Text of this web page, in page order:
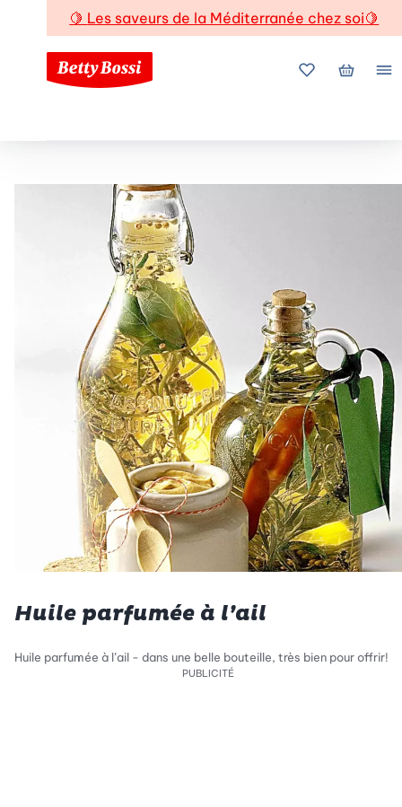
🍋 Les saveurs de la Méditerranée chez soi🍋
Mes favoris
Mon
Huile parfumée à l’ail
Huile parfumée à l’ail - dans une belle bouteille, très bien pour offrir!
PUBLICITÉ